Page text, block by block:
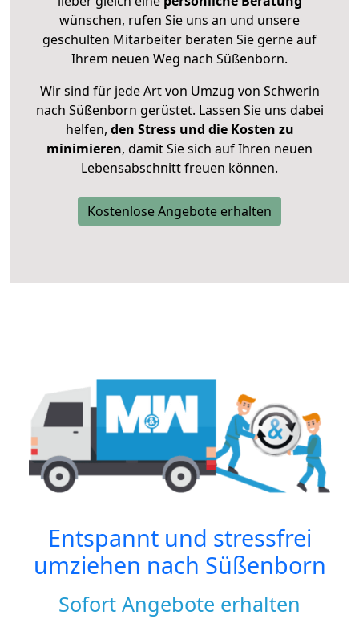
wünschen, rufen Sie uns an und unsere
geschulten Mitarbeiter beraten Sie gerne auf
Ihrem neuen Weg nach Süßenborn.
Wir sind für jede Art von Umzug von Schwerin
nach Süßenborn gerüstet. Lassen Sie uns dabei
helfen, den Stress und die Kosten zu
minimieren, damit Sie sich auf Ihren neuen
Lebensabschnitt freuen können.
Kostenlose Angebote erhalten
Entspannt und stressfrei
umziehen nach Süßenborn
Sofort Angebote erhalten